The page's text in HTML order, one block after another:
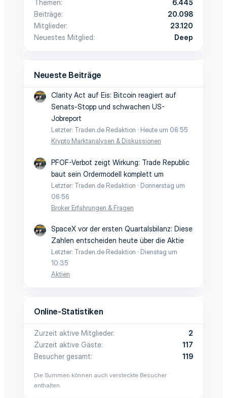
Themen
6.445
Beiträge
20.098
Mitglieder
23.120
Neuestes Mitglied
Deep
Neueste Beiträge
Clarity Act auf Eis: Bitcoin reagiert auf
Senats-Stopp und schwachen US-
Jobreport
Letzter: Traden.de Redaktion
Heute um 06:55
Krypto Marktanalysen & Diskussionen
PFOF-Verbot zeigt Wirkung: Trade Republic
baut sein Ordermodell komplett um
Letzter: Traden.de Redaktion
Donnerstag um
06:56
Broker Erfahrungen & Fragen
SpaceX vor der ersten Quartalsbilanz: Diese
Zahlen entscheiden heute über die Aktie
Letzter: Traden.de Redaktion
Dienstag um
10:35
Aktien
Online-Statistiken
Zurzeit aktive Mitglieder
2
Zurzeit aktive Gäste
117
Besucher gesamt
119
Die Summen können auch versteckte Besucher
enthalten.